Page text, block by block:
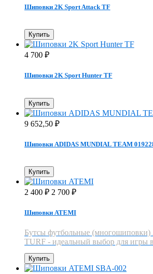
Шиповки 2K Sport Attack TF
Купить
4 700 ₽
Шиповки 2K Sport Hunter TF
Купить
9 652,50 ₽
Шиповки ADIDAS MUNDIAL TEAM
Купить
2 400 ₽ 2 700 ₽
Шиповки ATEMI
Бутсы футбольные
TURF - идеальный выбор для игры
Купить